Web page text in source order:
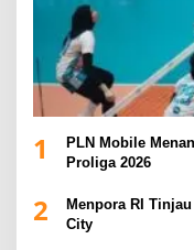
1
PLN Mobile
Proliga 2026
2
Menpora RI
City